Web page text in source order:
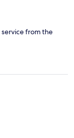
from the